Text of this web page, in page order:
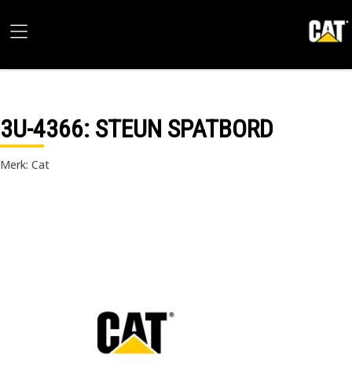
3U-4366: STEUN SPATBORD
Merk: Cat